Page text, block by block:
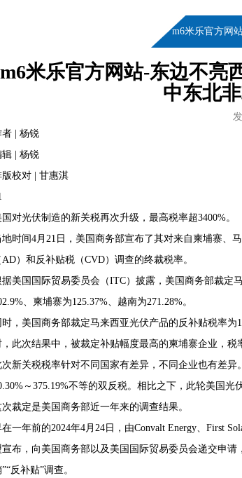
>m6米乐官方网
m6米乐官方网站-东边不亮
中东北
者 | 杨锐
辑 | 杨锐
版校对 | 甘惠淇
国对光伏制造的新关税再次升级，最高税率超3400%。
地时间4月21日，美国商务部宣布了其对来自柬埔寨、
AD）和反补贴税（CVD）调查的终裁税率。
据美国国际贸易委员会（ITC）披露，美国商务部裁定
、柬埔寨为125.37%、越南为271.28%。
时，美国商务部裁定马来西亚光伏产品的反补贴税率为
，此次结果中，被裁定补贴幅度最高的柬埔寨企业，税
次新关税税率针对不同国家有差异，不同企业也有差
～375.19%不等的双反税。相比之下，此轮美国光
次裁定是美国商务部近一年来的调查结果。
在一年前的2024年4月24日，由Convalt Energy、First
宣布，向美国商务部以及美国国际贸易委员会递交申
反补贴”调查。